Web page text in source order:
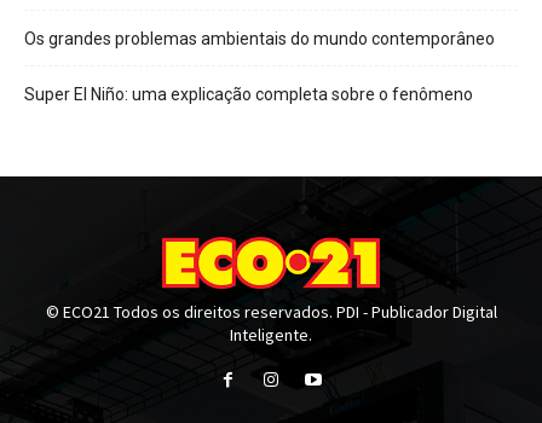
Os grandes problemas ambientais do mundo contemporâneo
Super El Niño: uma explicação completa sobre o fenômeno
© ECO21 Todos os direitos reservados. PDI - Publicador Digital
Inteligente.